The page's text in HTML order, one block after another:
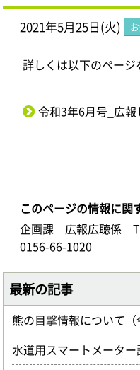
2021年5月25日(火)
詳しくは以下のページ
令和3年6月号_広報
このページの情報に関
企画課 広報広聴係
0156-66-1020
最新の記事
熊の目撃情報について（
水道用スマートメータ